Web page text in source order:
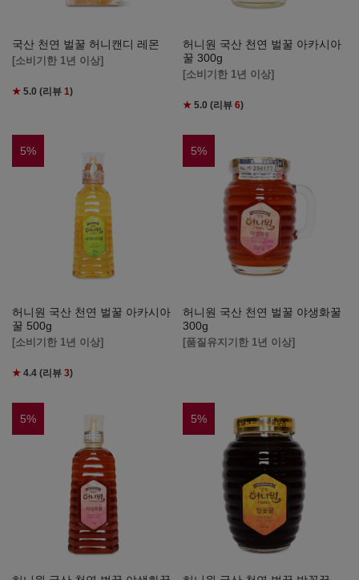
국산 천연 벌꿀 허니캔디 레몬
[소비기한 1년 이상]
★ 5.0 (리뷰 1)
허니원 국산 천연 벌꿀 아카시아
꿀 300g
[소비기한 1년 이상]
★ 5.0 (리뷰6)
5%
허니원 국산 천연 벌꿀 아카시아
꿀 500g
[소비기한 1년 이상]
★ 4.4 (리뷰 3)
5%
허니원 국산 천연 벌꿀 야생화꿀
300g
[품질유지기한 1년 이상]
5% 5%